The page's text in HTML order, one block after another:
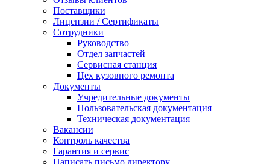
Поставщики
Лицензии / Сертификаты
Сотрудники
Руководство
Отдел запчастей
Сервисная станция
Цех кузовного ремонта
Документы
Учредительные документы
Пользовательская документация
Техническая документация
Вакансии
Контроль качества
Гарантия и сервис
Написать письмо директору